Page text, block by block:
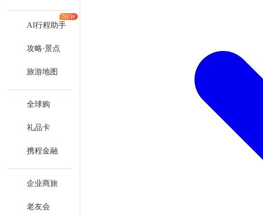
AI行程助手
NEW
攻略·景点
旅游地图
全球购
礼品卡
携程金融
企业商旅
老友会